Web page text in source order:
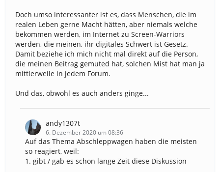
Doch umso interessanter ist es, dass Menschen, die im
realen Leben gerne Macht hätten, aber niemals welche
bekommen werden, im Internet zu Screen-Warriors
werden, die meinen, ihr digitales Schwert ist Gesetz.
Damit beziehe ich mich nicht mal direkt auf die Person,
die meinen Beitrag gemuted hat, solchen Mist hat man ja
mittlerweile in jedem Forum.
Und das, obwohl es auch anders ginge...
andy1307t
6. Dezember 2020 um 08:36
Auf das Thema Abschleppwagen haben die meisten
so reagiert, weil:
1. gibt / gab es schon lange Zeit diese Diskussion